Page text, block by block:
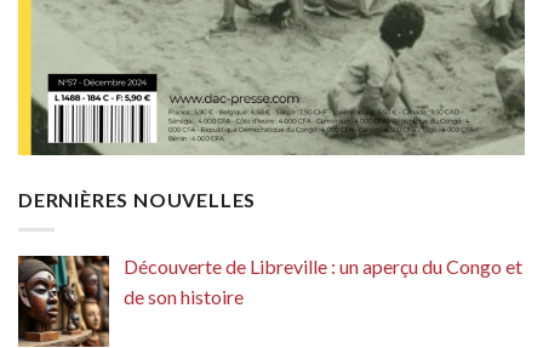
DERNIÈRES NOUVELLES
Découverte de Libreville : un aperçu du Congo et
de son histoire